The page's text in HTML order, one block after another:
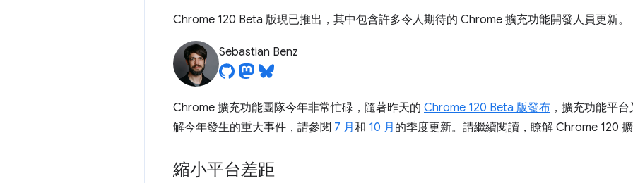
Chrome 120 Beta 版現已推出，其中包含許多令人期待的 Chrome 擴充功能開發人員更新。
Sebastian Benz
Chrome 擴充功能團隊今年非常忙碌，隨著昨天的 Chrome 120 Beta 版發布 ，擴充功能平
解今年發生的重大事件，請參閱 7 月和 10 月 的季度更新。請繼續閱讀，瞭解 Chrome 120
縮小平台差距